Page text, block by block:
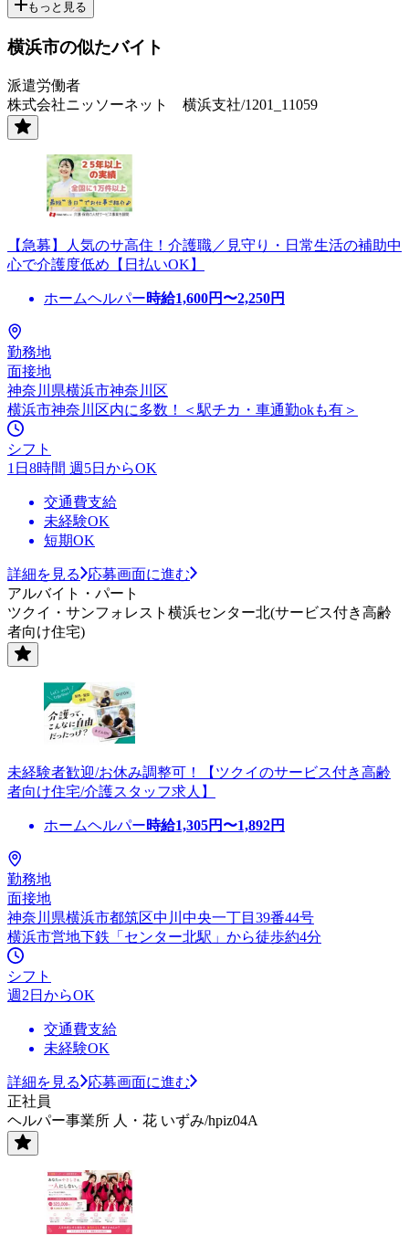
もっと見る
横浜市の似たバイト
派遣労働者
株式会社ニッソーネット 横浜支社/1201_11059
【急募】人気のサ高住！介護職／見守り・日常生活の補助中
心で介護度低め【日払いOK】
ホームヘルパー時給1,600円〜2,250円
勤務地
面接地
神奈川県横浜市神奈川区
横浜市神奈川区内に多数！＜駅チカ・車通勤okも有＞
シフト
1日8時間 週5日からOK
交通費支給
未経験OK
短期OK
詳細を見る
応募画面に進む
アルバイト・パート
ツクイ・サンフォレスト横浜センター北(サービス付き高齢
者向け住宅)
未経験者歓迎/お休み調整可！【ツクイのサービス付き高齢
者向け住宅/介護スタッフ求人】
ホームヘルパー時給1,305円〜1,892円
勤務地
面接地
神奈川県横浜市都筑区中川中央一丁目39番44号
横浜市営地下鉄「センター北駅」から徒歩約4分
シフト
週2日からOK
交通費支給
未経験OK
詳細を見る
応募画面に進む
正社員
ヘルパー事業所 人・花 いずみ/hpiz04A